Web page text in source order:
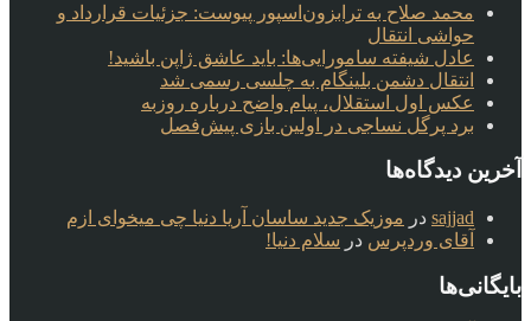
محمد صلاح به ترابزون‌اسپور پیوست: جزئیات قرارداد و
حواشی انتقال
عادل شیفته سامورایی‌ها: باید عاشق ژاپن باشید!
انتقال دشمن بلینگام به چلسی رسمی شد
عکس اول استقلال، پیام واضح درباره روزبه
برد پرگل نساجی در اولین بازی پیش‌فصل
آخرین دیدگاه‌ها
sajjad در موزیک جدید ساسان آریا دنیا چی میخوای ازم
آقای وردپرس در سلام دنیا!
بایگانی‌ها